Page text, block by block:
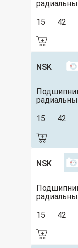
15
42
NSK
15
42
NSK
15
42